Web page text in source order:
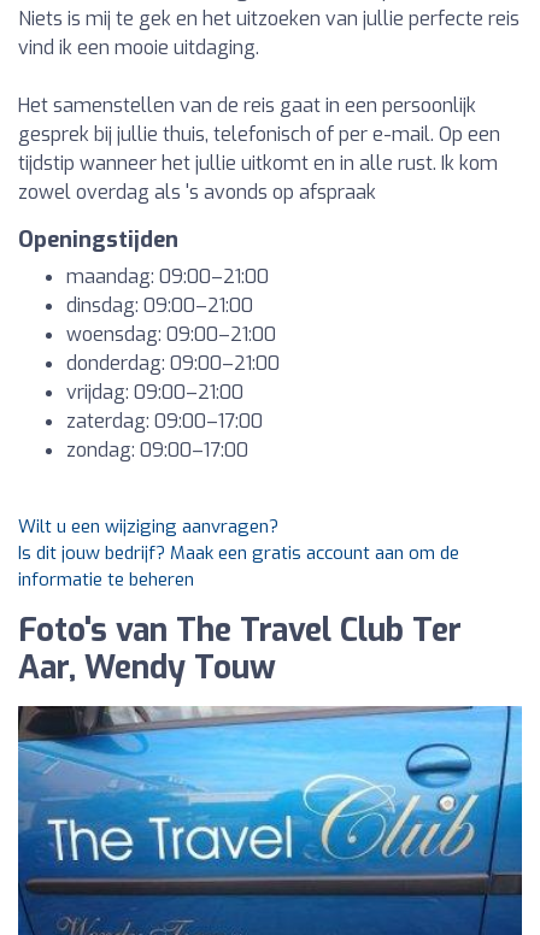
Niets is mij te gek en het uitzoeken van jullie perfecte reis
vind ik een mooie uitdaging.
Het samenstellen van de reis gaat in een persoonlijk
gesprek bij jullie thuis, telefonisch of per e-mail. Op een
tijdstip wanneer het jullie uitkomt en in alle rust. Ik kom
zowel overdag als 's avonds op afspraak
Openingstijden
maandag: 09:00–21:00
dinsdag: 09:00–21:00
woensdag: 09:00–21:00
donderdag: 09:00–21:00
vrijdag: 09:00–21:00
zaterdag: 09:00–17:00
zondag: 09:00–17:00
Wilt u een wijziging aanvragen?
Is dit jouw bedrijf? Maak een gratis account aan om de
informatie te beheren
Foto's van The Travel Club Ter
Aar, Wendy Touw